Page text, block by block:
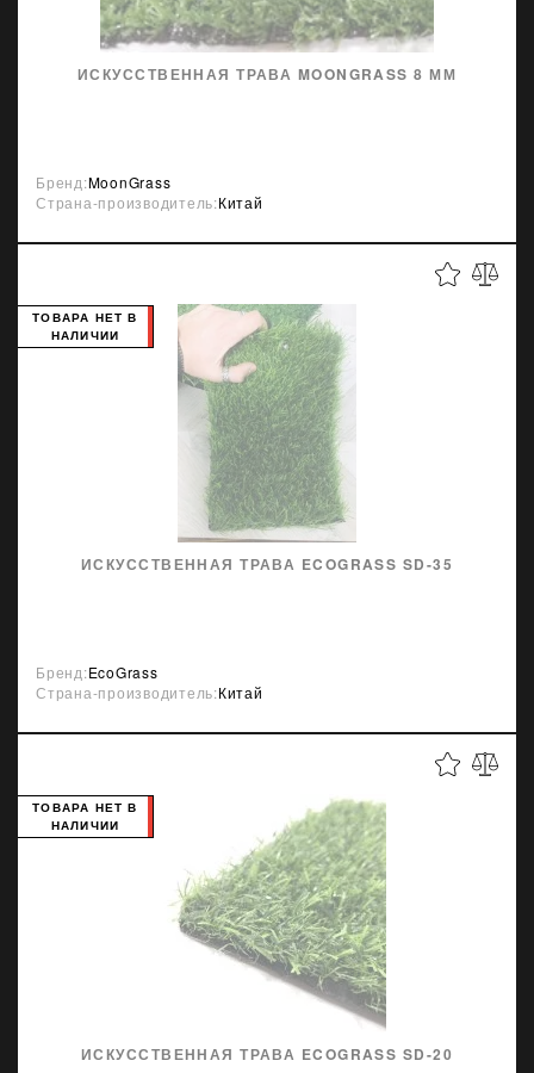
ИСКУССТВЕННАЯ ТРАВА MOONGRASS 8 ММ
Бренд:MoonGrass
Страна-производитель:Китай
ИСКУССТВЕННАЯ ТРАВА ECOGRASS SD-35
ТОВАРА НЕТ В
НАЛИЧИИ
Бренд:EcoGrass
Страна-производитель:Китай
ИСКУССТВЕННАЯ ТРАВА ECOGRASS SD-20
ТОВАРА НЕТ В
НАЛИЧИИ